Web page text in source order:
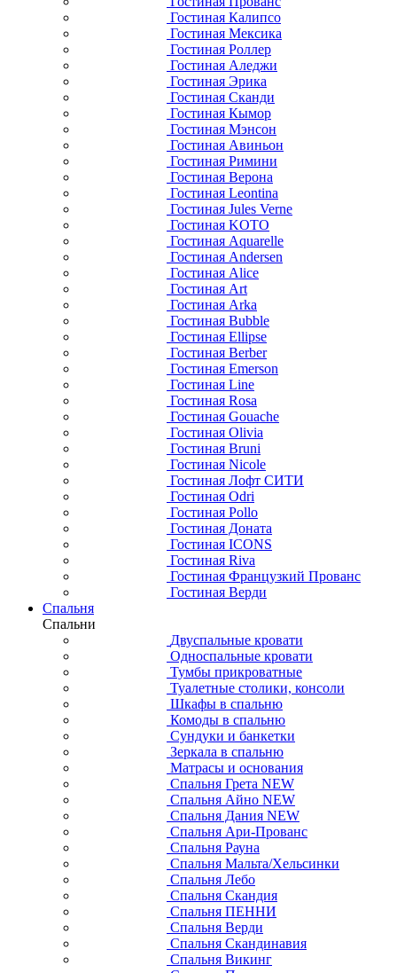
Гостиная Калипсо
Гостиная Мексика
Гостиная Роллер
Гостиная Аледжи
Гостиная Эрика
Гостиная Сканди
Гостиная Кымор
Гостиная Мэнсон
Гостиная Авиньон
Гостиная Римини
Гостиная Верона
Гостиная Leontina
Гостиная Jules Verne
Гостиная KOTO
Гостиная Aquarelle
Гостиная Andersen
Гостиная Alice
Гостиная Art
Гостиная Arka
Гостиная Bubble
Гостиная Ellipse
Гостиная Berber
Гостиная Emerson
Гостиная Line
Гостиная Rosa
Гостиная Gouache
Гостиная Olivia
Гостиная Bruni
Гостиная Nicole
Гостиная Лофт СИТИ
Гостиная Odri
Гостиная Pollo
Гостиная Доната
Гостиная ICONS
Гостиная Riva
Гостиная Французкий Прованс
Гостиная Верди
Спальня
Спальни
Двуспальные кровати
Односпальные кровати
Тумбы прикроватные
Туалетные столики, консоли
Шкафы в спальню
Комоды в спальню
Сундуки и банкетки
Зеркала в спальню
Матрасы и основания
Спальня Грета NEW
Спальня Айно NEW
Спальня Дания NEW
Спальня Ари-Прованс
Спальня Рауна
Спальня Мальта/Хельсинки
Спальня Лебо
Спальня Скандия
Спальня ПЕННИ
Спальня Верди
Спальня Скандинавия
Спальня Викинг